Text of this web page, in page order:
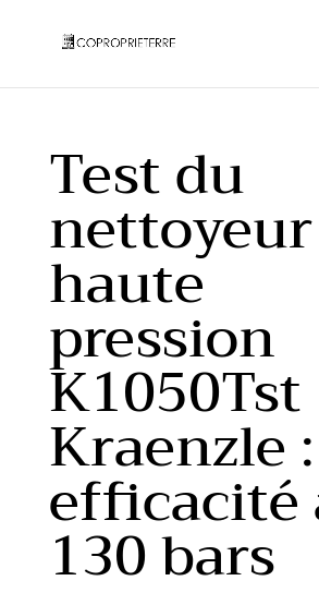
Test du
nettoyeur
haute
pression
K1050Tst
Kraenzle :
efficacité
130 bars